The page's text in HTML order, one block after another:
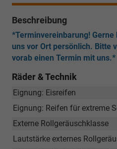
Beschreibung
*Terminvereinbarung!
uns vor Ort persönlich. Bitte
vorab einen Termin mit uns.*
Räder & Technik
Eignung: Eisreifen
Eignung: Reifen für extreme
Externe Rollgeräuschklasse
Lautstärke externes